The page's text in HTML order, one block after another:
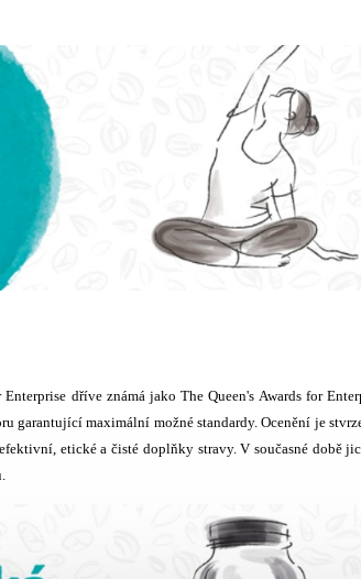
dříve známá jako The Queen's Awards for
garantující maximální možné standardy. Ocenění je
etické a čisté doplňky stravy. V současné době